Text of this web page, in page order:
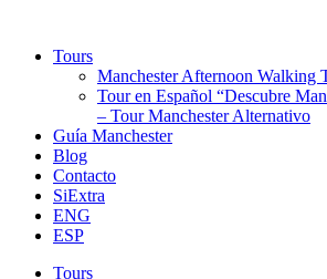
Tours
Manchester Afternoon Walking
Tour en Español “Descubre
– Tour Manchester Alternativo
Guía Manchester
Blog
Contacto
SiExtra
ENG
ESP
Tours